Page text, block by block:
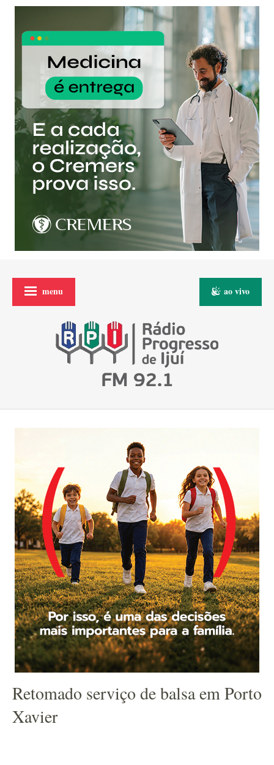
menu ao vivo
Retomado serviço de balsa em Porto
Xavier